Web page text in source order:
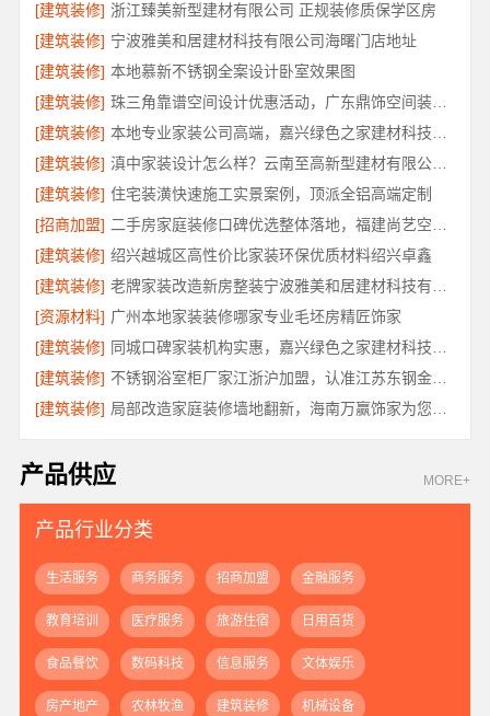
[建筑装修] 浙江臻美新型建材有限公司 正规装修质保学区房
[建筑装修] 宁波雅美和居建材科技有限公司海曙门店地址
[建筑装修] 本地慕新不锈钢全案设计卧室效果图
[建筑装修]
珠三角靠谱空间设计优惠活动，广东鼎饰空间装饰工程有限公司
[建筑装修]
[建筑装修]
滇中家装设计怎么样？云南至高新型建材有限公司专业靠谱
[建筑装修] 住宅装潢快速施工实景案例，顶派全铝高端定制
[招商加盟]
[建筑装修] 绍兴越城区高性价比家装环保优质材料绍兴卓鑫
[建筑装修]
[资源材料] 广州本地家装装修哪家专业毛坯房精匠饰家
[建筑装修]
[建筑装修]
不锈钢浴室柜厂家江浙沪加盟，认准江苏东钢金属科技有限公司
[建筑装修]
产品供应 MORE+
产品行业分类
生活服务 商务服务 招商加盟 金融服务
教育培训 医疗服务 旅游住宿 日用百货
食品餐饮 数码科技 信息服务 文体娱乐
房产地产 农林牧渔 建筑装修 机械设备